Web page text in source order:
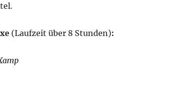
(Laufzeit über 8 Stunden):